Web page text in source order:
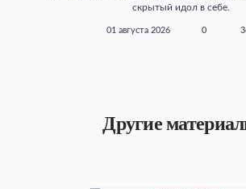
скрытый идол в себе.
01 августа 2026 0
Другие